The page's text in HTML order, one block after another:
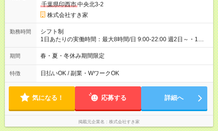
給）
千葉県印西市中央北3-2
株式会社すき家
勤務時間
シフト制
1日あたりの実働時間：最大8時間/日 9:00-22:00 週2日～・1日
2h～OK◎ 基本は固定シフトですが、学校の試験や家庭の都合な
どイレギュラーにはもちろん対応します。 その際はお気軽にご
期間 春・夏・冬休み期間限定
特徴 日払いOK / 副業・WワークOK
気になる！ 応募する 詳細へ
掲載元企業名 株式会社すき家